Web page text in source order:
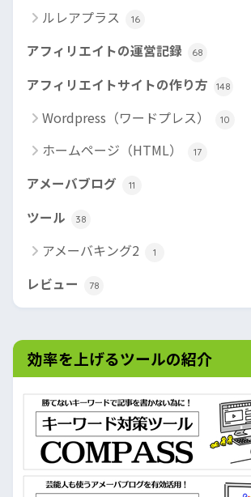
ルレアプラス 16
アフィリエイトの運営記録 68
アフィリエイトサイトの作り方 148
Wordpress（ワードプレス） 10
ホームページ（HTML） 17
アメーバブログ 11
ツール 38
アメーバキング2 1
レビュー 78
効率を上げるツールの紹介